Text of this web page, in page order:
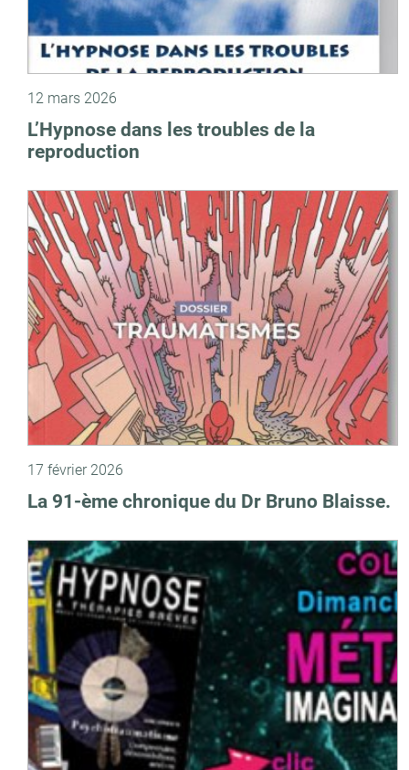
12 mars 2026
L’Hypnose dans les troubles de la
reproduction
17 février 2026
La 91-ème chronique du Dr Bruno Blaisse.